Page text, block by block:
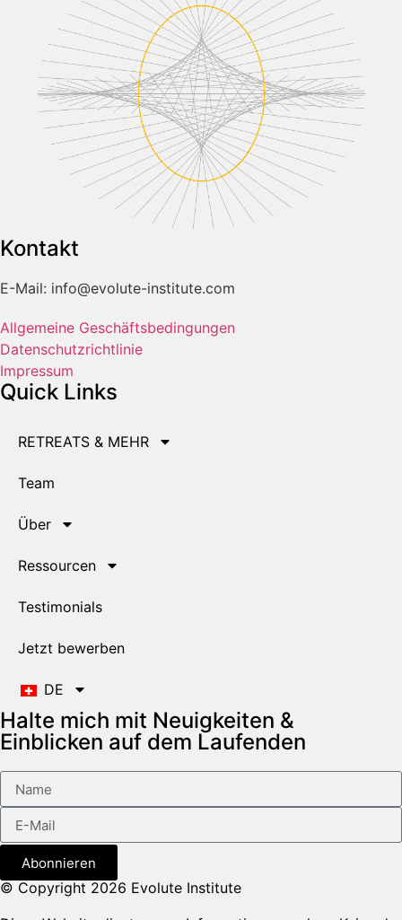
Kontakt
E-Mail: info@evolute-institute.com
Allgemeine Geschäftsbedingungen
Datenschutzrichtlinie
Impressum
Quick Links
RETREATS & MEHR
Team
Über
Ressourcen
Testimonials
Jetzt bewerben
DE
Halte mich mit Neuigkeiten &
Einblicken auf dem Laufenden
Abonnieren
© Copyright 2026 Evolute Institute